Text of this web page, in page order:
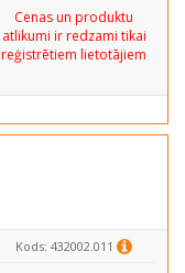
Cenas un produktu
atlikumi ir redzami tikai
reģistrētiem lietotājiem
Kods: 432002.011